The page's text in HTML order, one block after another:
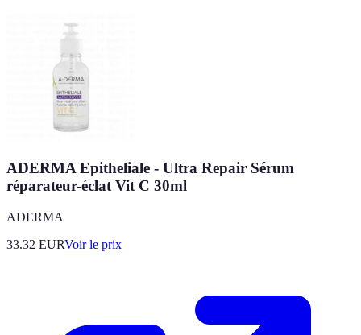
ADERMA Epitheliale - Ultra Repair Sérum
réparateur-éclat Vit C 30ml
ADERMA
33.32 EURVoir le prix